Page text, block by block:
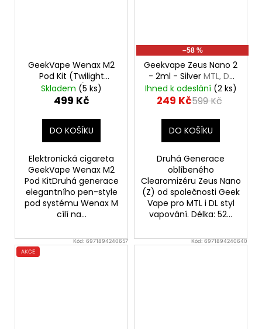
GeekVape Wenax M2
Pod Kit (Twilight
Brown)
Skladem (5 ks)
499 Kč
DO KOŠÍKU
Elektronická cigareta
GeekVape Wenax M2
Pod KitDruhá generace
elegantního pen-style
pod systému Wenax M
cílí na...
–58 %
Geekvape Zeus Nano 2
- 2ml - Silver MTL, DL
Clearomizér
Ihned k odeslání (2 ks)
249 Kč599 Kč
DO KOŠÍKU
Druhá Generace
oblíbeného
Clearomizéru Zeus Nano
(Z) od společnosti Geek
Vape pro MTL i DL styl
vapování. Délka: 52...
Kód:6971894240657
AKCE
Kód:6971894240640